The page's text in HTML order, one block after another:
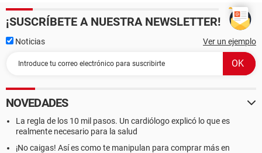
¡SUSCRÍBETE A NUESTRA NEWSLETTER!
Noticias Ver un ejemplo
NOVEDADES
La regla de los 10 mil pasos. Un cardiólogo explicó lo que es
realmente necesario para la salud
¡No caigas! Así es como te manipulan para comprar más en